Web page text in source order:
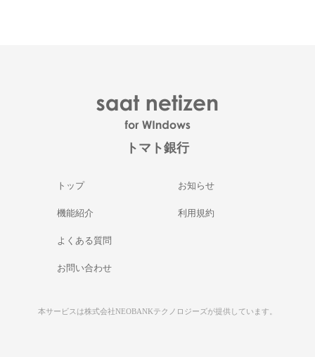
トマト銀行
トップ
機能紹介
よくある質問
お問い合わせ
お知らせ
利用規約
本サービスは株式会社NEOBANKテクノロジーズが提供しています。